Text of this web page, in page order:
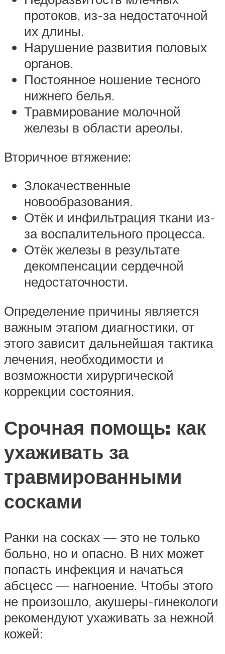
протоков, из-за недостаточной
их длины.
Нарушение развития половых
органов.
Постоянное ношение тесного
нижнего белья.
Травмирование молочной
железы в области ареолы.
Вторичное втяжение:
Злокачественные
новообразования.
Отёк и инфильтрация ткани из-
за воспалительного процесса.
Отёк железы в результате
декомпенсации сердечной
недостаточности.
Определение причины является
важным этапом диагностики, от
этого зависит дальнейшая тактика
лечения, необходимости и
возможности хирургической
коррекции состояния.
Срочная помощь: как
ухаживать за
травмированными
сосками
Ранки на сосках — это не только
больно, но и опасно. В них может
попасть инфекция и начаться
абсцесс — нагноение. Чтобы этого
не произошло, акушеры-гинекологи
рекомендуют ухаживать за нежной
кожей: